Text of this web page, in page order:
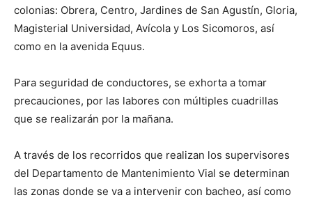
colonias: Obrera, Centro, Jardines de San Agustín, Gloria,
Magisterial Universidad, Avícola y Los Sicomoros, así
como en la avenida Equus.
Para seguridad de conductores, se exhorta a tomar
precauciones, por las labores con múltiples cuadrillas
que se realizarán por la mañana.
A través de los recorridos que realizan los supervisores
del Departamento de Mantenimiento Vial se determinan
las zonas donde se va a intervenir con bacheo, así como